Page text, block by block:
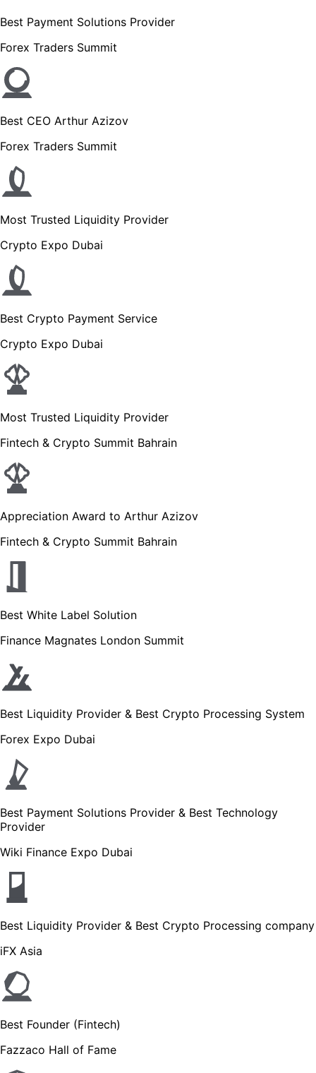
Best Payment Solutions Provider
Forex Traders Summit
Best CEO Arthur Azizov
Forex Traders Summit
Most Trusted Liquidity Provider
Crypto Expo Dubai
Best Crypto Payment Service
Crypto Expo Dubai
Most Trusted Liquidity Provider
Fintech & Crypto Summit Bahrain
Appreciation Award to Arthur Azizov
Fintech & Crypto Summit Bahrain
Best White Label Solution
Finance Magnates London Summit
Best Liquidity Provider & Best Crypto Processing System
Forex Expo Dubai
Best Payment Solutions Provider & Best Technology
Provider
Wiki Finance Expo Dubai
Best Liquidity Provider & Best Crypto Processing company
iFX Asia
Best Founder (Fintech)
Fazzaco Hall of Fame